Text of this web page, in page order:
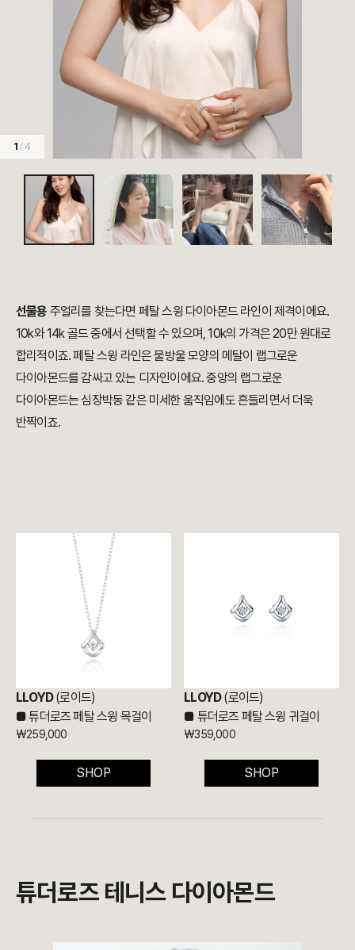
1 / 4
선물용 주얼리를 찾는다면 페탈 스윙 다이아몬드 라인이 제격이에요.
10k와 14k 골드 중에서 선택할 수 있으며, 10k의 가격은 20만 원대로
합리적이죠. 페탈 스윙 라인은 물방울 모양의 메탈이 랩그로운
다이아몬드를 감싸고 있는 디자인이에요. 중앙의 랩그로운
다이아몬드는 심장박동 같은 미세한 움직임에도 흔들리면서 더욱
반짝이죠.
LLOYD(로이드)
■튜더로즈 페탈 스윙 목걸이
₩259,000
SHOP
LLOYD(로이드)
■ 튜더로즈 페탈 스윙 귀걸이
₩359,000
SHOP
튜더로즈 테니스 다이아몬드